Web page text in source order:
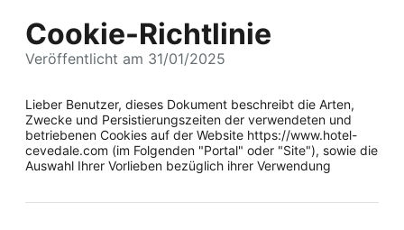
Cookie-Richtlinie
Veröffentlicht am 31/01/2025
Lieber Benutzer, dieses Dokument beschreibt die Arten,
Zwecke und Persistierungszeiten der verwendeten und
betriebenen Cookies auf der Website https://www.hotel-
cevedale.com (im Folgenden "Portal" oder "Site"), sowie die
Auswahl Ihrer Vorlieben bezüglich ihrer Verwendung